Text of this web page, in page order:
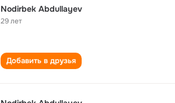
Nodirbek Abdullayev
29 лет
Добавить в друзья